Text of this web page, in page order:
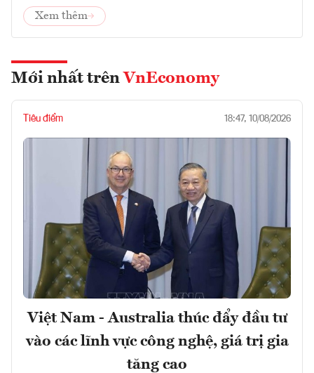
Xem thêm
Mới nhất trên VnEconomy
Tiêu điểm 18:47, 10/08/2026
Việt Nam - Australia thúc đẩy đầu tư
vào các lĩnh vực công nghệ, giá trị gia
tăng cao